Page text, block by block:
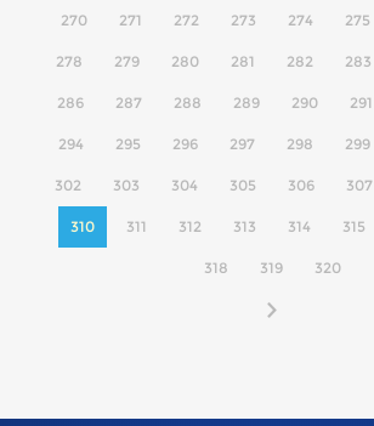
270 271 272 273 274 275
278 279 280 281 282 283
286 287 288 289 290 291
294 295 296 297 298 299
302 303 304 305 306 307
310 311 312 313 314 315
318 319 320